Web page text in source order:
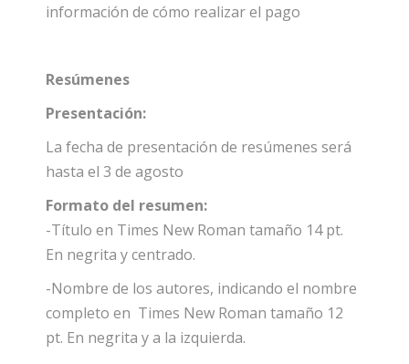
información de cómo realizar el pago
Resúmenes
Presentación:
La fecha de presentación de resúmenes será
hasta el 3 de agosto
Formato del resumen:
-Título en Times New Roman tamaño 14 pt.
En negrita y centrado.
-Nombre de los autores, indicando el nombre
completo en Times New Roman tamaño 12
pt. En negrita y a la izquierda.